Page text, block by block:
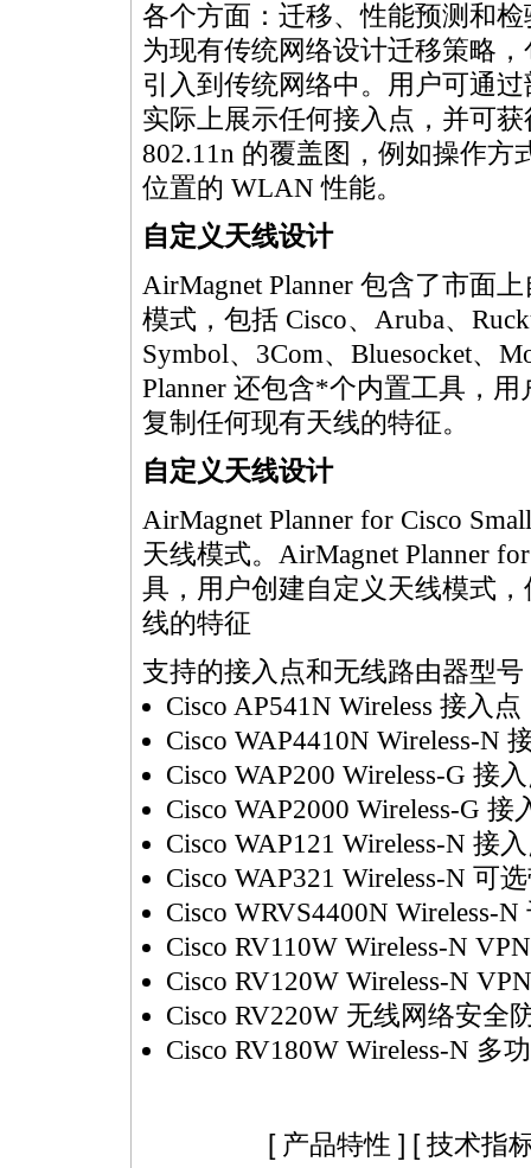
各个方面：迁移、性能预测和
为现有传统网络设计迁移策略，
引入到传统网络中。用户可通
实际上展示任何接入点，并可
802.11n 的覆盖图，例如操作
位置的 WLAN 性能。
自定义天线设计
AirMagnet Planner 包含了市面
模式，包括 Cisco、Aruba、
Symbol、3Com、Bluesocket、
Planner 还包含*个内置工具，用
复制任何现有天线的特征。
自定义天线设计
AirMagnet Planner for Cisco
天线模式。AirMagnet Planner
具，用户创建自定义天线模式
线的特征
支持的接入点和无线路由器型号
Cisco AP541N Wireless 接入点
Cisco WAP4410N Wireless-N
Cisco WAP200 Wireless-G 接
Cisco WAP2000 Wireless-G 接
Cisco WAP121 Wireless-N 接
Cisco WAP321 Wireless-N 可
Cisco WRVS4400N Wireless-
Cisco RV110W Wireless-N
Cisco RV120W Wireless-N
Cisco RV220W 无线网络安全
Cisco RV180W Wireless-N 多
[ 产品特性 ] [技术指